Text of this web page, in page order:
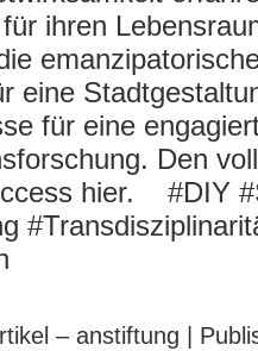
ihren
eine
für eine
Den
hier. #DIY
– anstiftung